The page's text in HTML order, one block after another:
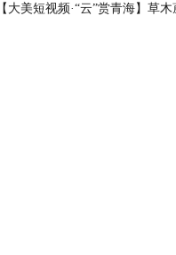
【大美短视频·“云”赏青海】草木